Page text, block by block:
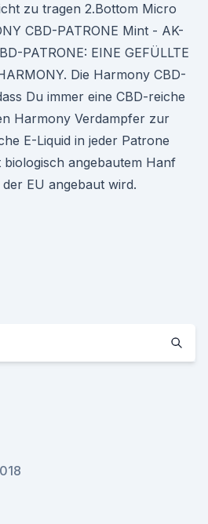
zu tragen 2.Bottom Micro
CBD-PATRONE Mint - AK-
PATRONE: EINE GEFÜLLTE
Die Harmony CBD-
Du immer eine CBD-reiche
Harmony Verdampfer zur
E-Liquid in jeder Patrone
angebautem Hanf
EU angebaut wird.